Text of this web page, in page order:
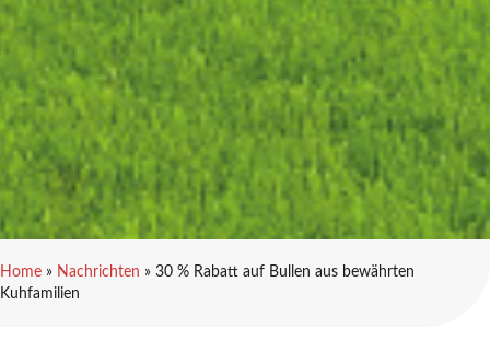
Home » Nachrichten » 30 % Rabatt auf Bullen aus bewährten
Kuhfamilien